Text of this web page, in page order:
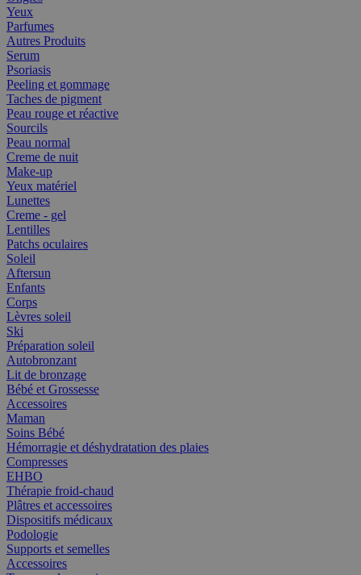
Yeux
Parfumes
Autres Produits
Serum
Psoriasis
Peeling et gommage
Taches de pigment
Peau rouge et réactive
Sourcils
Peau normal
Creme de nuit
Make-up
Yeux matériel
Lunettes
Creme - gel
Lentilles
Patchs oculaires
Soleil
Aftersun
Enfants
Corps
Lèvres soleil
Ski
Préparation soleil
Autobronzant
Lit de bronzage
Bébé et Grossesse
Accessoires
Maman
Soins Bébé
Hémorragie et déshydratation des plaies
Compresses
EHBO
Thérapie froid-chaud
Plâtres et accessoires
Dispositifs médicaux
Podologie
Supports et semelles
Accessoires